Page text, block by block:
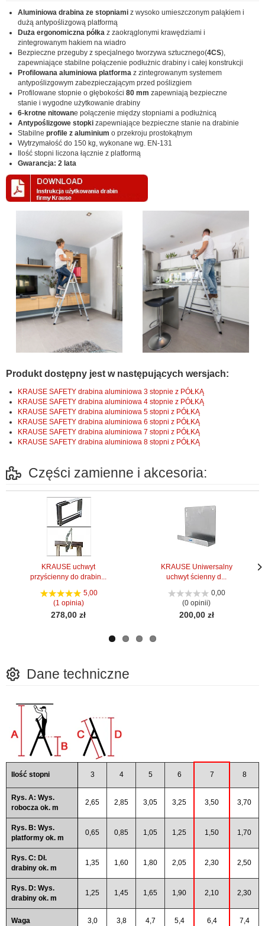
Aluminiowa drabina ze stopniami z wysoko umieszczonym pałąkiem i
dużą antypoślizgową platformą
Duża ergonomiczna półka z zaokrąglonymi krawędziami i
zintegrowanym hakiem na wiadro
Bezpieczne przeguby z specjalnego tworzywa sztucznego(4CS),
zapewniające stabilne połączenie podłużnic drabiny i całej konstrukcji
Profilowana aluminiowa platforma z zintegrowanym systemem
antypoślizgowym zabezpieczającym przed poślizgiem
Profilowane stopnie o głębokości 80 mm zapewniają bezpieczne
stanie i wygodne użytkowanie drabiny
6-krotne nitowane połączenie między stopniami a podłużnicą
Antypoślizgowe stopki zapewniające bezpieczne stanie na drabinie
Stabilne profile z aluminium o przekroju prostokątnym
Wytrzymałość do 150 kg, wykonane wg. EN-131
Ilość stopni liczona łącznie z platformą
Gwarancja: 2 lata
Produkt dostępny jest w następujących wersjach:
KRAUSE SAFETY drabina aluminiowa 3 stopnie z PÓŁKĄ
KRAUSE SAFETY drabina aluminiowa 4 stopnie z PÓŁKĄ
KRAUSE SAFETY drabina aluminiowa 5 stopni z PÓŁKĄ
KRAUSE SAFETY drabina aluminiowa 6 stopni z PÓŁKĄ
KRAUSE SAFETY drabina aluminiowa 7 stopni z PÓŁKĄ
KRAUSE SAFETY drabina aluminiowa 8 stopni z PÓŁKĄ
Części zamienne i akcesoria:
KRAUSE uchwyt
przyścienny do drabin...
5,00
(1 opinia)
278,00 zł
KRAUSE Uniwersalny
uchwyt ścienny d...
0,00
(0 opinii)
200,00 zł
Dane techniczne
Ilość stopni 3 4 5 6 7 8
Rys. A: Wys.
robocza ok. m
2,65 2,85 3,05 3,25 3,50 3,70
Rys. B: Wys.
platformy ok. m
0,65 0,85 1,05 1,25 1,50 1,70
Rys. C: Dł.
drabiny ok. m
1,35 1,60 1,80 2,05 2,30 2,50
Rys. D: Wys.
drabiny ok. m
1,25 1,45 1,65 1,90 2,10 2,30
Waga 3,0 3,8 4,7 5,4 6,4 7,4